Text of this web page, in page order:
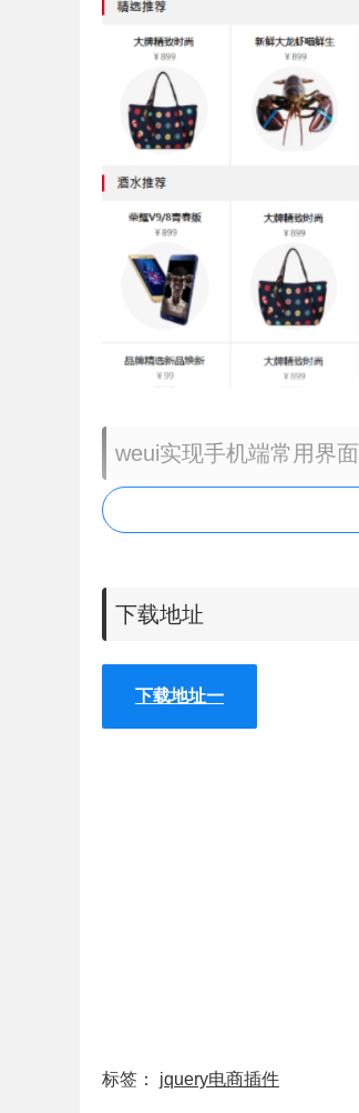
weui实现手机端常用界
支持Chrome所有版本
支持IE及以上版本
weui实现手机端常用界
下载地址
下载地址一
标签： jquery电商插件